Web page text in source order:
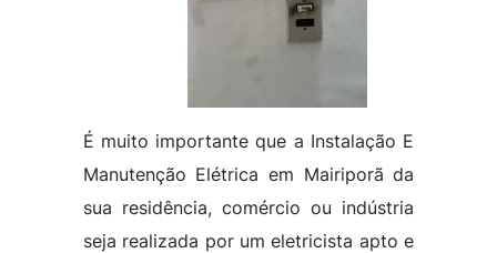
É muito importante que a Instalação E
Manutenção Elétrica em Mairiporã da
sua residência, comércio ou indústria
seja realizada por um eletricista apto e